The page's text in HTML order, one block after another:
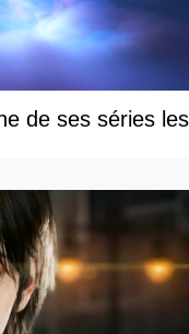
de ses séries les